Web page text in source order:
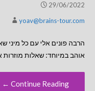
29/06/2022
yoav@brains-tour.com
הרבה פונים אלי עם כל מיני
אוהב במיוחד: שאלות
Continue Reading ←